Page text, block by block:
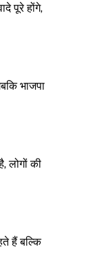
पूरे होंगे,
भाजपा
लोगों की
हैं बल्कि